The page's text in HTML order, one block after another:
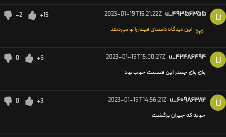
U u_۴۹۳۵۶۳۵۵ 2023-01-19T15:21:22Z
+15
-2
این دیدگاه داستان فیلم را لو می‌دهد
U u_۴۲۴۸۶۴۹۴ 2023-01-19T15:00:27Z
+6
0
وای وای چقدر این قسمت خوب بود
U u_۶۰۹۸۶۳۸۲ 2023-01-19T14:56:21Z
+3
0
خوبه که جیران برگشت